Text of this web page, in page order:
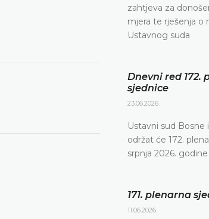
zahtjeva za
mjera te rješenja o
Ustavnog suda
Dnevni red 172.
sjednice
23.06.2026.
Ustavni sud Bosne
održat će 172.
srpnja 2026. godine
171. plenarna
11.06.2026.